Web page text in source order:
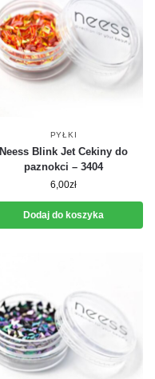
PYŁKI
Neess Blink Jet Cekiny do
paznokci – 3404
6,00zł
Dodaj do koszyka